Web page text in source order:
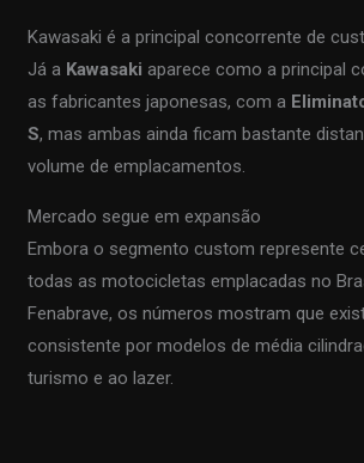
Kawasaki é a principal concorrente de
Já a Kawasaki aparece como a principal
as fabricantes japonesas, com a
S, mas ambas ainda ficam bastante
volume de emplacamentos.
Mercado segue em expansão
Embora o segmento custom represente
todas as motocicletas emplacadas no
Fenabrave, os números mostram que
consistente por modelos de média
turismo e ao lazer.